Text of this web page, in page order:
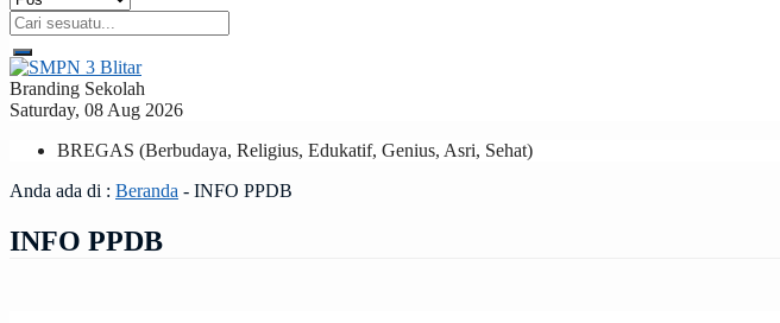
Branding Sekolah
Saturday, 08 Aug 2026
BREGAS (Berbudaya, Religius, Edukatif, Genius, Asri, Sehat)
Anda ada di : Beranda - INFO PPDB
INFO PPDB